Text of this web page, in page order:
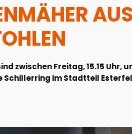
zwischen Freitag, 15.15 Uhr,
im Stadtteil